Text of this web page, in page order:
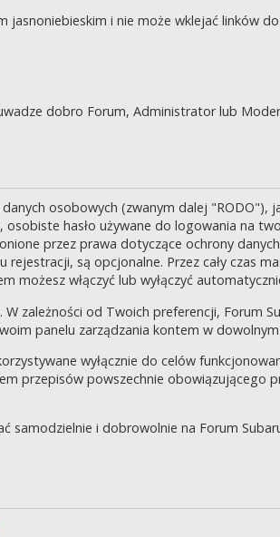
i nie może wklejać linków
dobro Forum, Administrator lub
osobowych (zwanym dalej
hasło używane do logowania na
przez prawa dotyczące ochrony
są opcjonalne. Przez cały czas
włączyć lub wyłączyć
zależności od Twoich preferencji, Forum
panelu zarządzania kontem w
wyłącznie do celów
przepisów powszechnie obowiązującego
i dobrowolnie na Forum